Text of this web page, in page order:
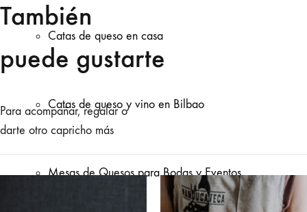
Catas de queso en casa
Catas de queso y vino en Bilbao
Mesas de Quesos para Bodas y Eventos
También
puede gustarte
Para acompañar, regalar o
darte otro capricho más